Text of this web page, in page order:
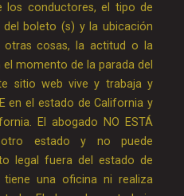
los conductores, el tipo de
boleto (s) y la ubicación
otras cosas, la actitud o la
momento de la parada del
sitio web vive y trabaja y
en el estado de California y
El abogado NO ESTÁ
otro estado y no puede
legal fuera del estado de
una oficina ni realiza